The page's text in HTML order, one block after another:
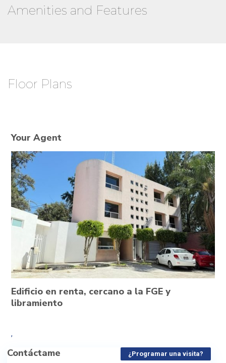
Amenities and Features
Floor Plans
Your Agent
Edificio en renta, cercano a la FGE y
libramiento
,
Contáctame ¿Programar una visita?